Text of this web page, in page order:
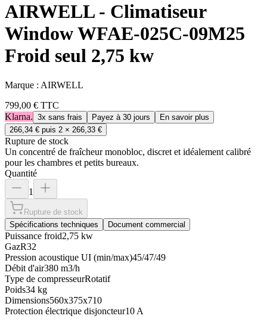
AIRWELL - Climatiseur
Window WFAE-025C-09M25
Froid seul 2,75 kw
Marque : AIRWELL
799,00 € TTC
Klarna. 3x sans frais Payez à 30 jours
En savoir plus
266,34 € puis 2 × 266,33 €
Rupture de stock
Un concentré de fraîcheur monobloc, discret et idéalement calibré
pour les chambres et petits bureaux.
Quantité
1
Rupture de stock
Spécifications techniques
Document commercial
Puissance froid2,75 kw
GazR32
Pression acoustique UI (min/max)45/47/49
Débit d'air380 m3/h
Type de compresseurRotatif
Poids34 kg
Dimensions560x375x710
Protection électrique disjoncteur10 A